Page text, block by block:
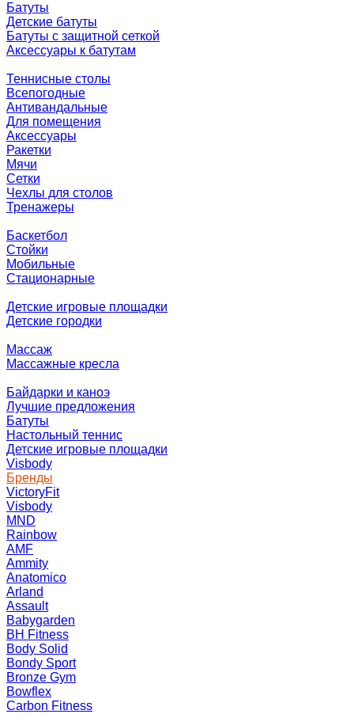
Батуты
Детские батуты
Батуты с защитной сеткой
Аксессуары к батутам
Теннисные столы
Всепогодные
Антивандальные
Для помещения
Аксессуары
Ракетки
Мячи
Сетки
Чехлы для столов
Тренажеры
Баскетбол
Стойки
Мобильные
Стационарные
Детские игровые площадки
Детские городки
Массаж
Массажные кресла
Байдарки и каноэ
Лучшие предложения
Батуты
Настольный теннис
Детские игровые площадки
Visbody
Бренды
VictoryFit
Visbody
MND
Rainbow
AMF
Ammity
Anatomico
Arland
Assault
Babygarden
BH Fitness
Body Solid
Bondy Sport
Bronze Gym
Bowflex
Carbon Fitness